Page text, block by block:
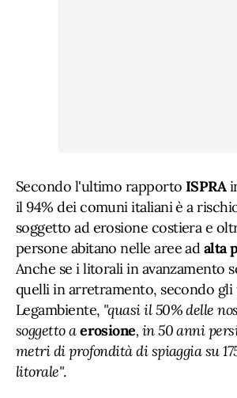
Secondo l'ultimo rapporto ISPRA
il 94% dei comuni italiani è a
soggetto ad erosione costiera e
persone abitano nelle aree adalta
Anche se i litorali in avanzamento
quelli in arretramento, secondo
Legambiente, "quasi il 50% delle
soggetto aerosione, in 50 anni
metri di profondità di spiaggia su
litorale".